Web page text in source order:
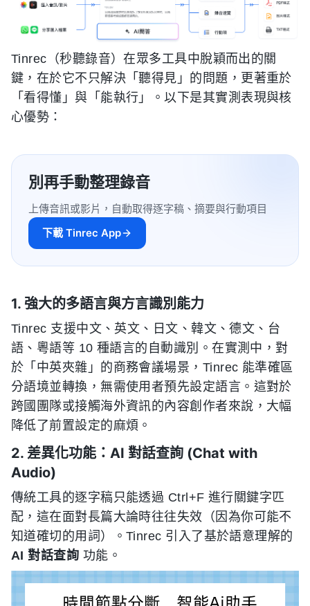
Tinrec（秒聽錄音）在眾多工具中脫穎而出的關
鍵，在於它不只解決「聽得見」的問題，更著重於
「看得懂」與「能執行」。以下是其實測表現與核
心優勢：
別再手動整理錄音
上傳音訊或影片，自動取得逐字稿、摘要與行動項目
下載 Tinrec App
1. 強大的多語言與方言識別能力
Tinrec 支援中文、英文、日文、韓文、德文、台
語、粵語等 10 種語言的自動識別。在實測中，對
於「中英夾雜」的商務會議場景，Tinrec 能準確區
分語境並轉換，無需使用者預先設定語言。這對於
跨國團隊或接觸海外資訊的內容創作者來說，大幅
降低了前置設定的麻煩。
2. 差異化功能：AI 對話查詢 (Chat with
Audio)
傳統工具的逐字稿只能透過 Ctrl+F 進行關鍵字匹
配，這在面對長篇大論時往往失效（因為你可能不
知道確切的用詞）。Tinrec 引入了基於語意理解的
AI 對話查詢 功能。